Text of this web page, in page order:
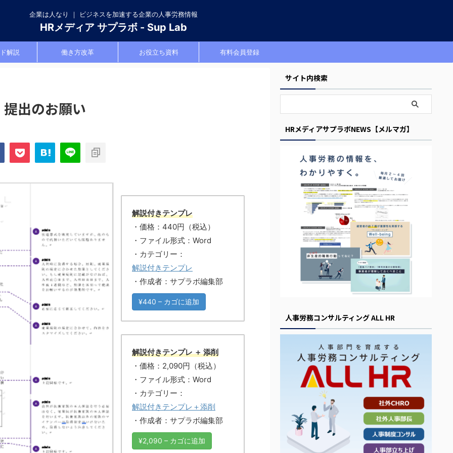
企業は人なり ｜ ビジネスを加速する企業の人事労務情報
HRメディア サプラボ - Sup Lab
解説 働き方改革 お役立ち資料 有料会員登録
出のお願い
解説付きテンプレ
・価格：440円（税込）
・ファイル形式：Word
・カテゴリー：
解説付きテンプレ
・作成者：サプラボ編集部
¥440 – カゴに追加
解説付きテンプレ ＋ 添削
・価格：2,090円（税込）
・ファイル形式：Word
・カテゴリー：
解説付きテンプレ＋添削
・作成者：サプラボ編集部
¥2,090 – カゴに追加
サイト内検索
HRメディアサプラボNEWS【メルマガ】
人事労務コンサルティング ALL HR